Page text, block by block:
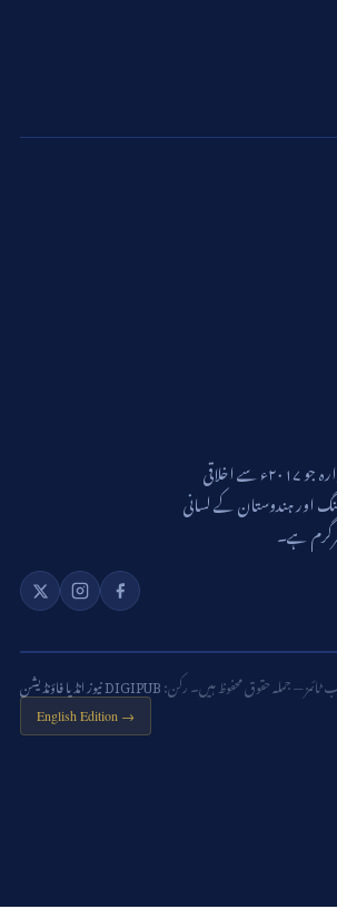
ایک آزاد، کثیر لسانی نیوز ادارہ جو ۲۰۱۷ء سے اخلاقی
اور ہندوستان کے لسانی
ہے۔
DIGIPUB نیوز انڈیا فاؤنڈیشن
English Edition →